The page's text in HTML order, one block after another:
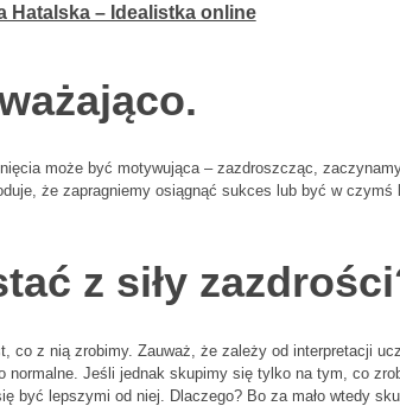
Hatalska – Idealistka online
może być motywująca – zazdroszcząc,
że zapragniemy osiągnąć sukces lub być w
z siły
co z nią zrobimy. Zauważ, że zależy od interpretacji
normalne. Jeśli jednak skupimy się tylko na tym, co
być lepszymi od niej. Dlaczego? Bo za mało wtedy